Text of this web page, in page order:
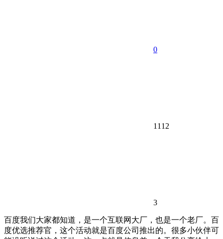
0
1112
3
百度我们大家都知道，是一个互联网大厂，也是一个老厂。百
度优选推荐官，这个活动就是百度公司推出的。很多小伙伴可